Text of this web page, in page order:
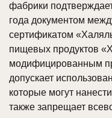
фабрики
года документом
сертификатом
пищевых продуктов
модифицированным
допускает
которые могут
также запрещает